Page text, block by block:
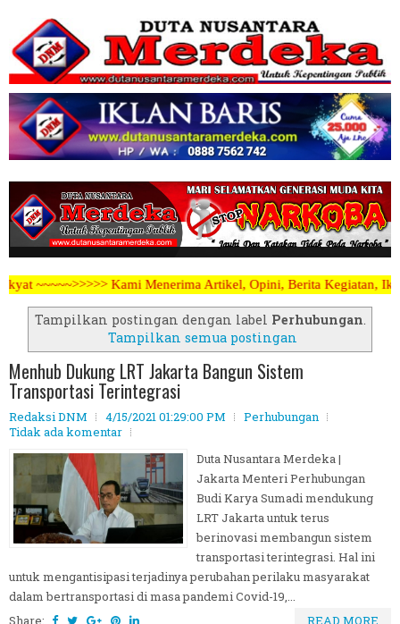
Artikel, Opini, Berita Kegiatan, Iklan Pariwara dapat
Tampilkan postingan dengan label Perhubungan
Tampilkan semua postingan
Menhub Dukung LRT Jakarta Bangun Sistem
Transportasi Terintegrasi
Redaksi DNM 4/15/2021 01:29:00 PM
Perhubungan
Tidak ada komentar
Duta Nusantara Merdeka |
Jakarta Menteri Perhubungan
Budi Karya Sumadi mendukung
LRT Jakarta untuk terus
berinovasi membangun sistem
transportasi terintegrasi. Hal ini
untuk mengantisipasi terjadinya perubahan perilaku masyarakat
dalam bertransportasi di masa pandemi Covid-19,...
Share:
READ MORE